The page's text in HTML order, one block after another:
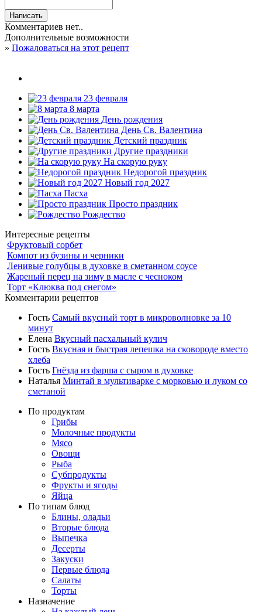
Комментариев нет..
Дополнительные возможности
» Пожаловаться на этот рецепт
23 февраля
8 марта
День рождения
День Св. Валентина
Детский праздник
Другие праздники
На скорую руку
Недорогой праздник
Новый год 2027
Пасха
Просто праздник
Рождество
Интересные рецепты
Фруктовый сорбет
Компот из бузины и черники
Ленивые голубцы в духовке в сметанном соусе
Жареный перец на зиму в масле с чесноком
Торт «Клюква под снегом»
Комментарии рецептов
Гость Самый вкусный торт в микроволновке за 10
минут
Елена Вкусный пасхальный кулич
Гость Вкусная и быстрая лепешка на сковороде вместо
хлеба
Гость Гнёзда из фарша с сыром в духовке
Наталья Минтай в мультиварке с морковью и луком со
сметаной
По продуктам
Грибы
Молочные продукты
Мясо
Овощи
Рыба
Субпродукты
Фрукты и ягоды
Яйца
По типам блюд
Блины, оладьи
Вторые блюда
Выпечка
Десерты
Закуски
Первые блюда
Салаты
Торты
Назначение